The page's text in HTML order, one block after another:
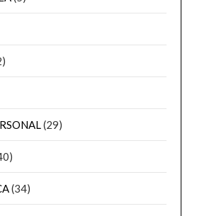
(29)
(34)